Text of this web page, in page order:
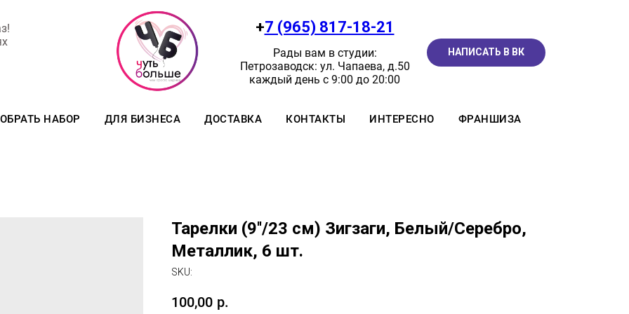
+7 (965) 817-18-21
Рады вам в студии:
Петрозаводск: ул. Чапаева, д.50
каждый день с 9:00 до 20:00
НАПИСАТЬ В ВК
НАБОР ДЛЯ БИЗНЕСА ДОСТАВКА КОНТАКТЫ ИНТЕРЕСНО ФРАНШИЗА
Тарелки (9''/23 см) Зигзаги, Белый/Серебро,
Металлик, 6 шт.
SKU:
100,00 р.